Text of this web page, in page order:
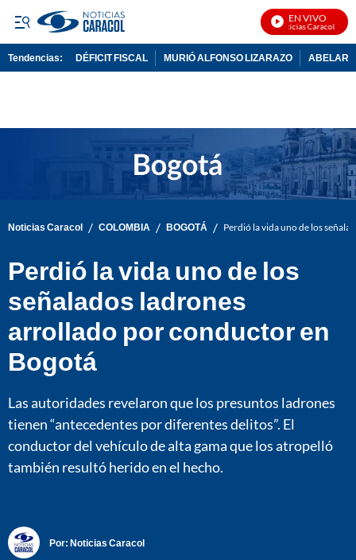
EN VIVO
Noticias Caracol En
Tendencias: DÉFICIT FISCAL MURIÓ ALFONSO LIZARAZO
Noticias Caracol / COLOMBIA / BOGOTÁ / Perdió la vida uno de los
Perdió la vida uno de los
señalados ladrones
arrollado por conductor en
Bogotá
Las autoridades revelaron que los presuntos ladrones
tienen “antecedentes por diferentes delitos”. El
conductor del vehículo de alta gama que los atropelló
también resultó herido en el hecho.
Por: Noticias Caracol